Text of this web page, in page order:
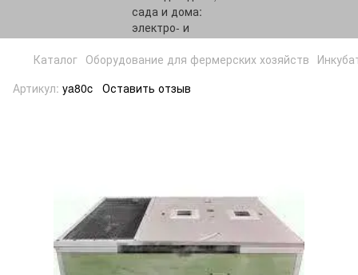
Каталог Оборудование для фермерских хозяйств
Артикул: ya80c Оставить отзыв